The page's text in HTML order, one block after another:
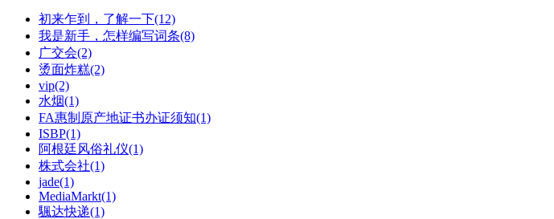
初来乍到，了解一下(12)
我是新手，怎样编写词条(8)
广交会(2)
烫面炸糕(2)
vip(2)
水烟(1)
FA惠制原产地证书办证须知(1)
ISBP(1)
阿根廷风俗礼仪(1)
株式会社(1)
jade(1)
MediaMarkt(1)
颿达快递(1)